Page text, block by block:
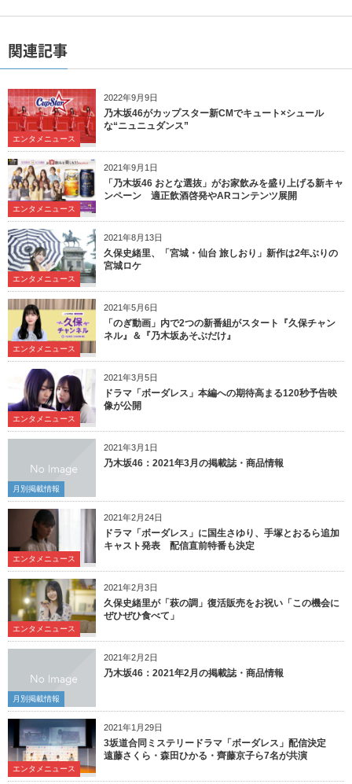
関連記事
2022年9月9日
エンタメニュース
乃木坂46がカップスター新CMでキュート×シュール
な“ニュニュダンス”
2021年9月1日
エンタメニュース
「乃木坂46 おとな選抜」がお家飲みを盛り上げる新キャ
ンペーン 適正飲酒啓発やARコンテンツ展開
2021年8月13日
エンタメニュース
久保史緒里、「宮城・仙台 旅しおり」新作は2年ぶりの
宮城ロケ
2021年5月6日
エンタメニュース
「のぎ動画」内で2つの新番組がスタート『久保チャン
ネル』＆『乃木坂あそぶだけ』
2021年3月5日
エンタメニュース
ドラマ「ボーダレス」本編への期待高まる120秒予告映
像が公開
2021年3月1日
月別掲載情報
乃木坂46：2021年3月の掲載誌・商品情報
2021年2月24日
エンタメニュース
ドラマ「ボーダレス」に国生さゆり、手塚とおるら追加
キャスト発表 配信直前特番も決定
2021年2月3日
エンタメニュース
久保史緒里が「萩の調」復活販売をお祝い「この機会に
ぜひぜひ食べて」
2021年2月2日
月別掲載情報
乃木坂46：2021年2月の掲載誌・商品情報
2021年1月29日
エンタメニュース
3坂道合同ミステリードラマ「ボーダレス」配信決定
遠藤さくら・森田ひかる・齊藤京子ら7名が共演